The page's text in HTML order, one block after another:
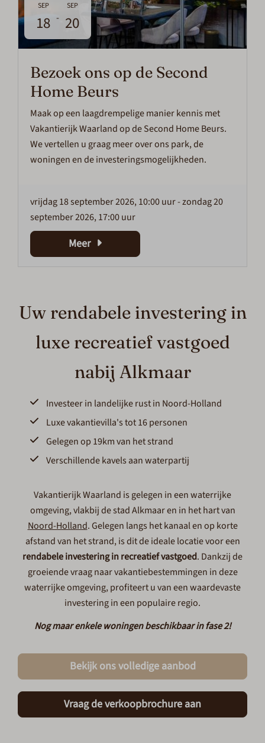
SEP
18 -
SEP
20
Bezoek ons op de Second
Home Beurs
Maak op een laagdrempelige manier kennis met
Vakantierijk Waarland op de Second Home Beurs.
We vertellen u graag meer over ons park, de
woningen en de investeringsmogelijkheden.
vrijdag 18 september 2026, 10:00 uur-zondag 20
september 2026, 17:00 uur
Meer
Uw rendabele investering in
luxe recreatief vastgoed
nabij Alkmaar
Investeer in landelijke rust in Noord-Holland
Luxe vakantievilla's tot 16 personen
Gelegen op 19km van het strand
Verschillende kavels aan waterpartij
Vakantierijk Waarland is gelegen in een waterrijke
omgeving, vlakbij de stad Alkmaar en in het hart van
Noord-Holland. Gelegen langs het kanaal en op korte
afstand van het strand, is dit de ideale locatie voor een
rendabele investering in recreatief vastgoed. Dankzij de
groeiende vraag naar vakantiebestemmingen in deze
waterrijke omgeving, profiteert u van een waardevaste
investering in een populaire regio.
Nog maar enkele woningen beschikbaar in fase 2!
Bekijk ons volledige aanbod
Vraag de verkoopbrochure aan